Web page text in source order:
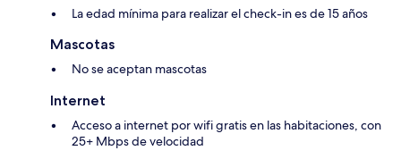
La edad mínima para realizar el check-in es de 15 años
Mascotas
No se aceptan mascotas
Internet
Acceso a internet por wifi gratis en las habitaciones, con
25+ Mbps de velocidad